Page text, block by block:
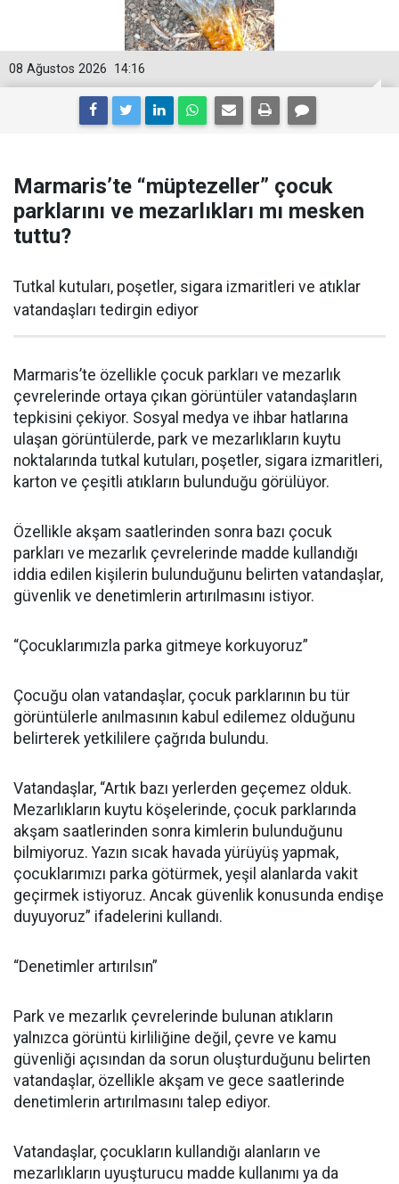
14:16
08 Ağustos 2026
Marmaris’te “müptezeller” çocuk
parklarını ve mezarlıkları mı mesken
tuttu?
Tutkal kutuları, poşetler, sigara izmaritleri ve atıklar
vatandaşları tedirgin ediyor
Marmaris’te özellikle çocuk parkları ve mezarlık
çevrelerinde ortaya çıkan görüntüler vatandaşların
tepkisini çekiyor. Sosyal medya ve ihbar hatlarına
ulaşan görüntülerde, park ve mezarlıkların kuytu
noktalarında tutkal kutuları, poşetler, sigara izmaritleri,
karton ve çeşitli atıkların bulunduğu görülüyor.
Özellikle akşam saatlerinden sonra bazı çocuk
parkları ve mezarlık çevrelerinde madde kullandığı
iddia edilen kişilerin bulunduğunu belirten vatandaşlar,
güvenlik ve denetimlerin artırılmasını istiyor.
“Çocuklarımızla parka gitmeye korkuyoruz”
Çocuğu olan vatandaşlar, çocuk parklarının bu tür
görüntülerle anılmasının kabul edilemez olduğunu
belirterek yetkililere çağrıda bulundu.
Vatandaşlar, “Artık bazı yerlerden geçemez olduk.
Mezarlıkların kuytu köşelerinde, çocuk parklarında
akşam saatlerinden sonra kimlerin bulunduğunu
bilmiyoruz. Yazın sıcak havada yürüyüş yapmak,
çocuklarımızı parka götürmek, yeşil alanlarda vakit
geçirmek istiyoruz. Ancak güvenlik konusunda endişe
duyuyoruz” ifadelerini kullandı.
“Denetimler artırılsın”
Park ve mezarlık çevrelerinde bulunan atıkların
yalnızca görüntü kirliliğine değil, çevre ve kamu
güvenliği açısından da sorun oluşturduğunu belirten
vatandaşlar, özellikle akşam ve gece saatlerinde
denetimlerin artırılmasını talep ediyor.
Vatandaşlar, çocukların kullandığı alanların ve
mezarlıkların uyuşturucu madde kullanımı ya da